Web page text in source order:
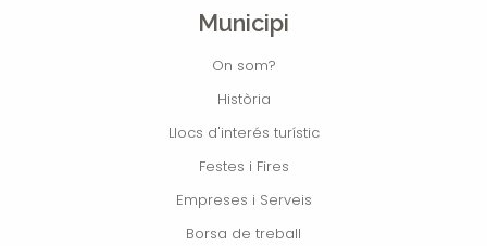
Municipi
On som?
Història
Llocs d'interés turístic
Festes i Fires
Empreses i Serveis
Borsa de treball